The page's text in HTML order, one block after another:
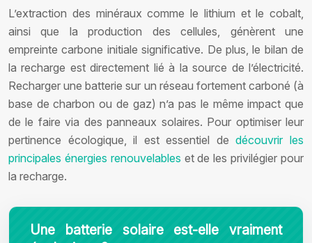
L’extraction des minéraux comme le lithium et le cobalt,
ainsi que la production des cellules, génèrent une
empreinte carbone initiale significative. De plus, le bilan de
la recharge est directement lié à la source de l’électricité.
Recharger une batterie sur un réseau fortement carboné (à
base de charbon ou de gaz) n’a pas le même impact que
de le faire via des panneaux solaires. Pour optimiser leur
pertinence écologique, il est essentiel dedécouvrir les
principales énergies renouvelables et de les privilégier pour
la recharge.
Une batterie solaire est-elle vraiment